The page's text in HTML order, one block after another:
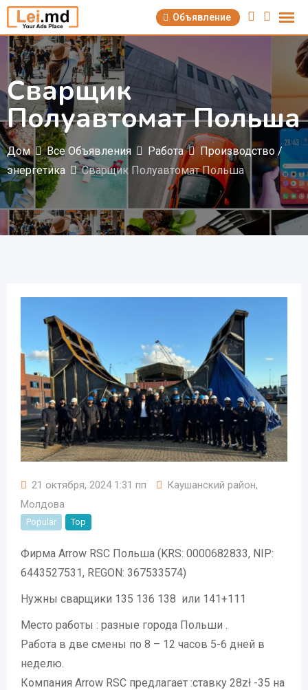
Перейти
содержимому
Объявление
Сварщик
Полуавтомат Польша
Дом Все Объявления Работа
Производство /
энергетика
Сварщик Полуавтомат Польша
21 октября, 2024 1:31 пп Каушанский район,
Молдова
Popular Top
Фирма Arrow RSC Польша (KRS: 0000682833, NIP:
6443527531, REGON: 367533574)
Нужны сварщики 135 136 138 или 141+111
Место работы : разные города Польши .
Работа в две смены по 8 – 12 часов 5-6 дней в
неделю.
Компания Arrow RSC предлагает :ставку 28zł -35 на